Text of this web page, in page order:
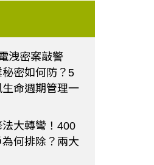
洩密案敲警
密如何防？5
命週期管理一
大轉彎！400
何排除？兩大